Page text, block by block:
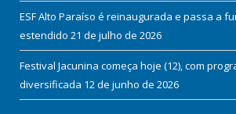
ESF Alto Paraíso é reinaugurada e passa a
estendido 21 de julho de 2026
Festival Jacunina começa hoje (12), com
diversificada 12 de junho de 2026